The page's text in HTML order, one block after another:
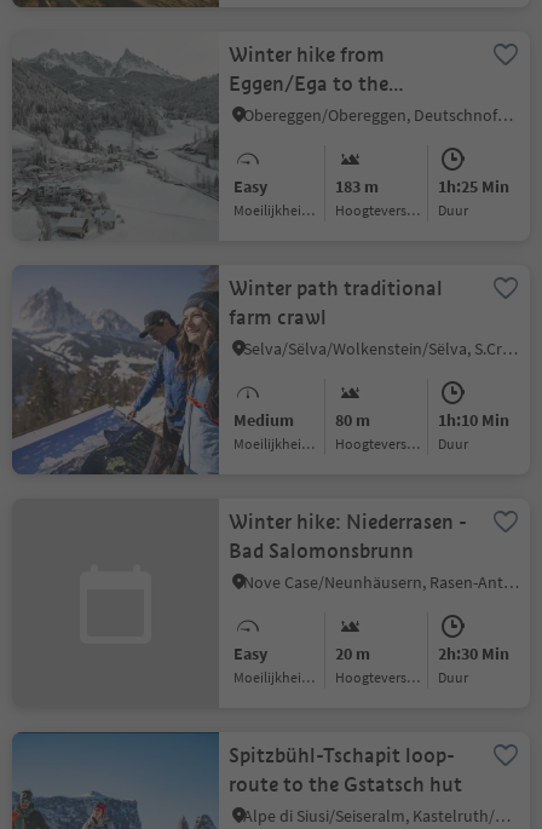
Winter hike from
Eggen/Ega to the
Grotthof
Obereggen/Obereggen, Deutschnofen/Nova Ponente, Dolomites Region Eggental
Easy
Moeilijkheidsgraad
183 m
Hoogteverschil
1h:25 Min
Duur
Winter path traditional
farm crawl
Selva/Sëlva/Wolkenstein/Sëlva, S.Crestina Gherdëina/Santa Cristina Val Gardana, Dolomites Region Val Gardena
Medium
Moeilijkheidsgraad
80 m
Hoogteverschil
1h:10 Min
Duur
Winter hike: Niederrasen -
Bad Salomonsbrunn
Nove Case/Neunhäusern, Rasen-Antholz/Rasun Anterselva, Dolomites Region Kronplatz/Plan de Corones
Easy
Moeilijkheidsgraad
20 m
Hoogteverschil
2h:30 Min
Duur
Spitzbühl-Tschapit loop-
route to the Gstatsch hut
Alpe di Siusi/Seiseralm, Kastelruth/Castelrotto, Dolomites Region Seiser Alm